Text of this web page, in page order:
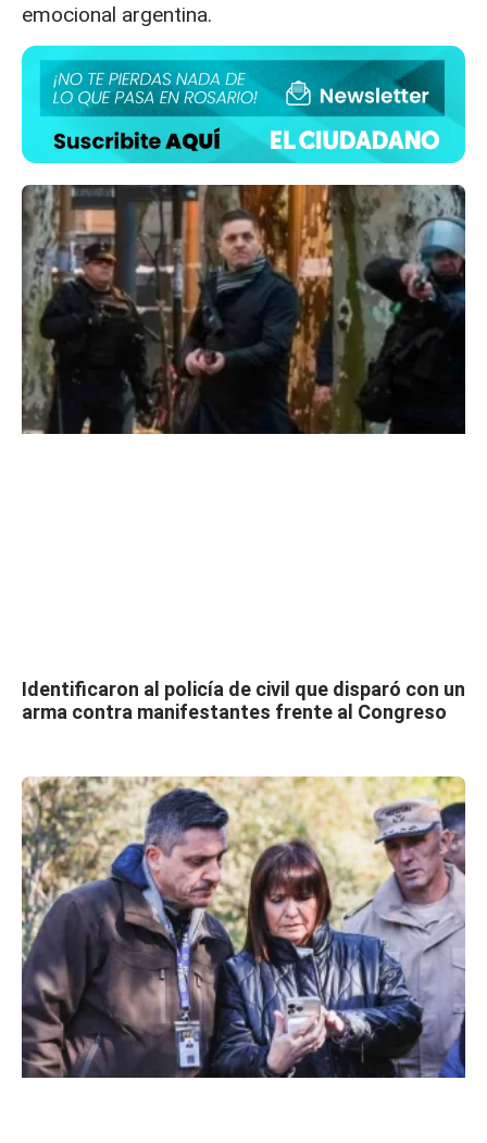
emocional argentina.
Identificaron al policía de civil que disparó con un
arma contra manifestantes frente al Congreso